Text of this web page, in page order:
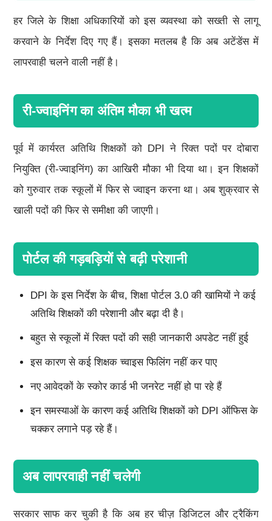
हर जिले के शिक्षा अधिकारियों को इस व्यवस्था को सख्ती से लागू
करवाने के निर्देश दिए गए हैं। इसका मतलब है कि अब अटेंडेंस में
लापरवाही चलने वाली नहीं है।
री-ज्वाइनिंग का अंतिम मौका भी खत्म
पूर्व में कार्यरत अतिथि शिक्षकों को DPI ने रिक्त पदों पर दोबारा
नियुक्ति (री-ज्वाइनिंग) का आखिरी मौका भी दिया था। इन शिक्षकों
को गुरुवार तक स्कूलों में फिर से ज्वाइन करना था। अब शुक्रवार से
खाली पदों की फिर से समीक्षा की जाएगी।
पोर्टल की गड़बड़ियों से बढ़ी परेशानी
DPI के इस निर्देश के बीच, शिक्षा पोर्टल 3.0 की खामियों ने कई
अतिथि शिक्षकों की परेशानी और बढ़ा दी है।
बहुत से स्कूलों में रिक्त पदों की सही जानकारी अपडेट नहीं हुई
इस कारण से कई शिक्षक च्वाइस फिलिंग नहीं कर पाए
नए आवेदकों के स्कोर कार्ड भी जनरेट नहीं हो पा रहे हैं
इन समस्याओं के कारण कई अतिथि शिक्षकों को DPI ऑफिस के
चक्कर लगाने पड़ रहे हैं।
अब लापरवाही नहीं चलेगी
सरकार साफ कर चुकी है कि अब हर चीज़ डिजिटल और ट्रैकिंग